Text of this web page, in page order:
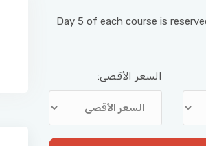
Day 5 of each course is
السعر الأقصى: